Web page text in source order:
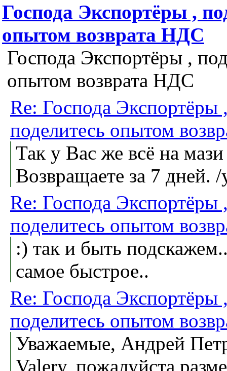
Господа Экспортёры ,
опытом возврата НДС
Господа Экспортёры ,
опытом возврата НДС
Re: Господа Экспортёры
поделитесь опытом
Так у Вас же всё на мази
Возвращаете за 7 дней.
Re: Господа Экспортёры
поделитесь опытом
:) так и быть
самое быстрое..
Re: Господа Экспортёры
поделитесь опытом
Уважаемые, Андрей
Valery, пожалуйста